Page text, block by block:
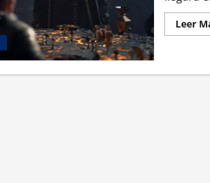
Leer